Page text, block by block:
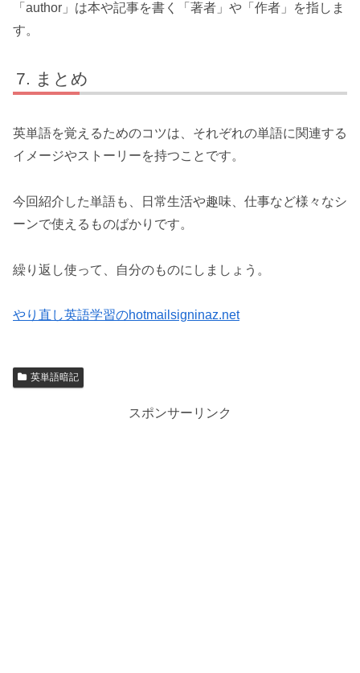
「author」は本や記事を書く「著者」や「作者」を指しま
す。
まとめ
英単語を覚えるためのコツは、それぞれの単語に関連する
イメージやストーリーを持つことです。
今回紹介した単語も、日常生活や趣味、仕事など様々なシ
ーンで使えるものばかりです。
繰り返し使って、自分のものにしましょう。
やり直し英語学習のhotmailsigninaz.net
英単語暗記
スポンサーリンク